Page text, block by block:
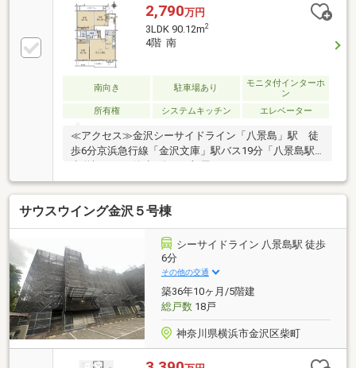
2,790万円
3LDK 90.12m2
4階 南
南向き 駐車場あり
モニタ付インターホ
ン
所有権
システムキッチン エレベーター
≪アクセス≫金沢シーサイドライン「八景島」駅 徒
歩6分京浜急行線「金沢文庫」駅バス19分「八景島駅
ター停止階・ゆとりある90㎡越えの3LDK・LDK側には
幅8.5ｍの南向きバルコニー（北側にもバルコニーあ
り）・室内大変綺麗に使っていただいております。・
専用使用権付き駐車場（平置き）
サウスウイング金沢５号棟
シーサイドライン 八景島駅 徒歩
6分
その他の交通
築36年10ヶ月/5階建
総戸数18戸
神奈川県横浜市金沢区柴町